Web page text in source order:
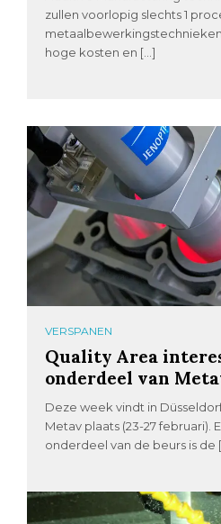
zullen voorlopig slechts 1
hoge kosten en […]
VERSPANEN
Quality Area
onderdeel van
Deze week vindt in
Metav plaats (23-27 februari).
onderdeel van de beurs is de